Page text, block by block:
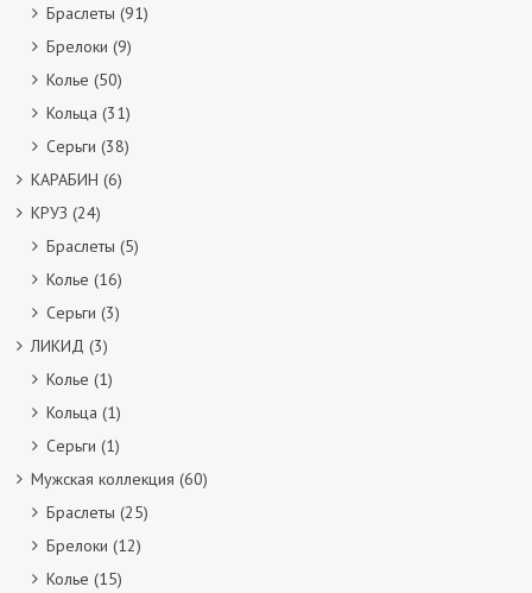
Браслеты (91)
Брелоки (9)
Колье (50)
Кольца (31)
Серьги (38)
КАРАБИН (6)
КРУЗ (24)
Браслеты (5)
Колье (16)
Серьги (3)
ЛИКИД (3)
Колье (1)
Кольца (1)
Серьги (1)
Мужская коллекция (60)
Браслеты (25)
Брелоки (12)
Колье (15)